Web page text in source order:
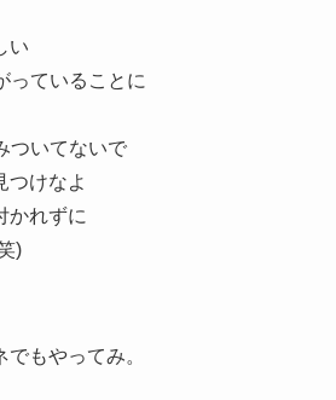
い
っていることに
ついてないで
つけなよ
かれずに
)
もやってみ。